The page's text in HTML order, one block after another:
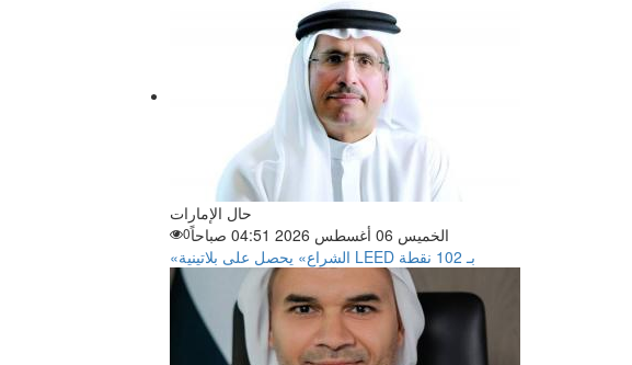
حال الإمارات
الخميس 06 أغسطس 2026 04:51 صباحاً
0
«الشراع» يحصل على بلاتينية LEED بـ 102 نقطة